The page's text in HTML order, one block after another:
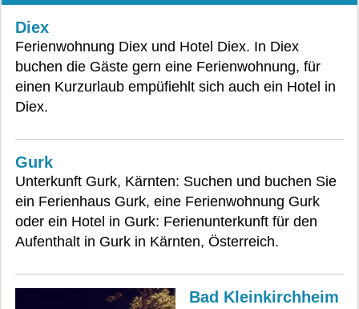
Diex
Ferienwohnung Diex und Hotel Diex. In Diex
buchen die Gäste gern eine Ferienwohnung, für
einen Kurzurlaub empüfiehlt sich auch ein Hotel in
Diex.
Gurk
Unterkunft Gurk, Kärnten: Suchen und buchen Sie
ein Ferienhaus Gurk, eine Ferienwohnung Gurk
oder ein Hotel in Gurk: Ferienunterkunft für den
Aufenthalt in Gurk in Kärnten, Österreich.
Bad Kleinkirchheim